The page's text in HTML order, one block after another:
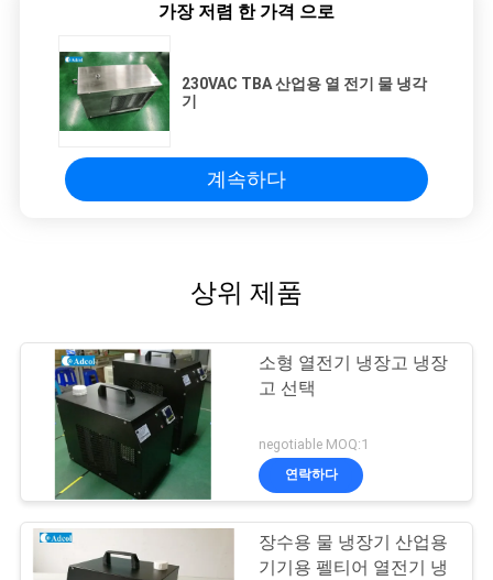
PRIVACY
POLICY
가장 저렴 한 가격 으로
230VAC TBA 산업용 열 전기 물 냉각
기
계속하다
상위 제품
소형 열전기 냉장고 냉장
고 선택
negotiable MOQ:1
연락하다
장수용 물 냉장기 산업용
기기용 펠티어 열전기 냉